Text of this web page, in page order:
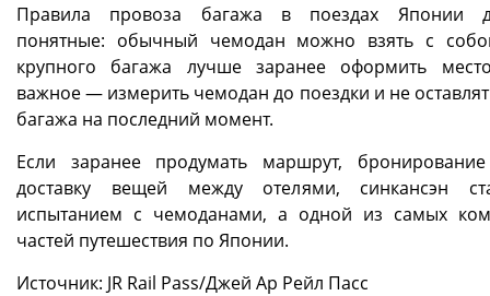
Правила провоза багажа в поездах Японии
понятные: обычный чемодан можно взять с
крупного багажа лучше заранее оформить
важное — измерить чемодан до поездки и не
багажа на последний момент.
Если заранее продумать маршрут,
доставку вещей между отелями, синкансэн
испытанием с чемоданами, а одной из самых
частей путешествия по Японии.
Источник: JR Rail Pass/Джей Ар Рейл Пасс